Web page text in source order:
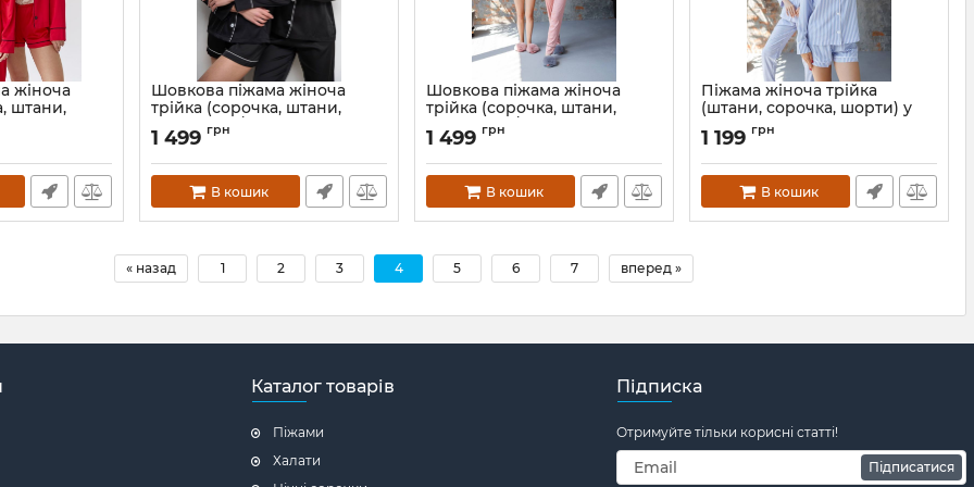
жіноча
штани,
Шовкова піжама жіноча
трійка (сорочка, штани,
шорти) 015/21 чорний
Артикул:
1 499 грн
В кошик
Шовкова піжама жіноча
трійка (сорочка, штани,
шорти) 015/21 рожева пудра
Артикул:
1 499 грн
В кошик
Піжама жіноча трійка
(штани, сорочка, шорти) у
блакитну смужку 011-21
Артикул:
1 199 грн
В кошик
« назад 1 2 3 4 5 6 7 вперед »
Каталог товарів
Піжами
Халати
Підписка
Отримуйте тільки корисні статті!
Підписатися